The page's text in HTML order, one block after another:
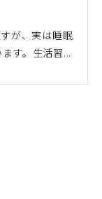
が、実は睡眠
す。生活習...